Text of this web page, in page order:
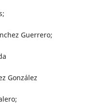
Guerrero;
González